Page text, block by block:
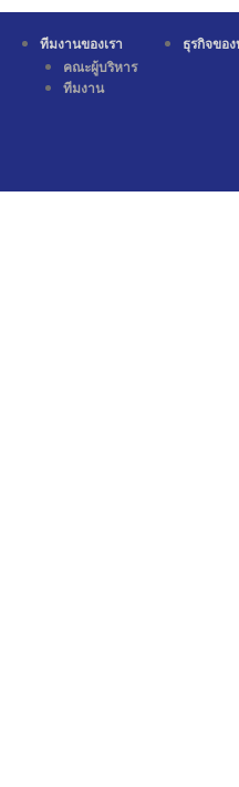
ทีมงานของเรา
ธุรกิจขอ
คณะผู้บริหาร
ทีมงาน